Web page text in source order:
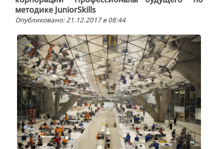
методике JuniorSkills
Опубликовано: 21.12.2017 в 08:44